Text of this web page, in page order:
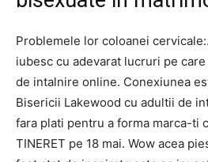
Problemele lor coloanei
iubesc cu adevarat lucruri pe
de intalnire online. Conexiunea
Bisericii Lakewood cu adultii de
fara plati pentru a forma marca-ti
TINERET pe 18 mai. Wow acea